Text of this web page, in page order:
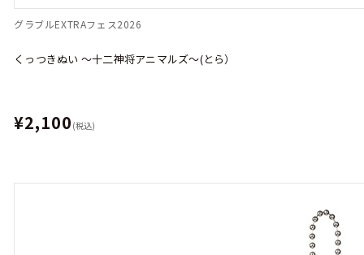
グラブルEXTRAフェス2026
くっつきぬい ～十二神将アニマルズ～(とら）
¥2,100 (税込)